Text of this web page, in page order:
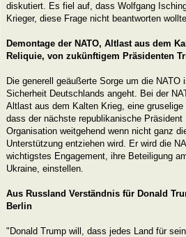
diskutiert. Es fiel auf, dass Wolfgang
Krieger, diese Frage nicht beantworten
Demontage der NATO, Altlast aus dem
Reliquie, von zukünftigem Präsidenten
Die generell geäußerte Sorge um die
Sicherheit Deutschlands angeht. Bei der
Altlast aus dem Kalten Krieg, eine
dass der nächste republikanische Präsident
Organisation weitgehend wenn nicht ganz
Unterstützung entziehen wird. Er wird die
wichtigstes Engagement, ihre Beteiligung
Ukraine, einstellen.
Aus Russland Verständnis für Donald
Berlin
"Donald Trump will, dass jedes Land für